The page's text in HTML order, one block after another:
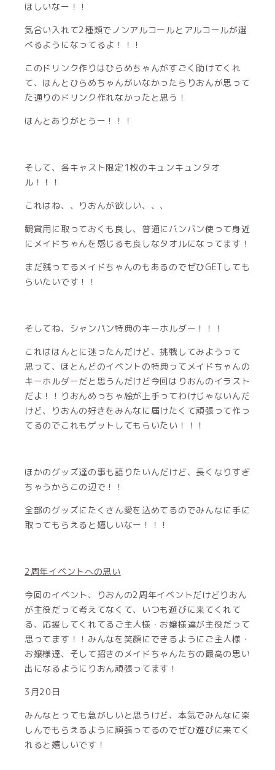
ほしいなー！！
気合い入れて2種類でノンアルコールとアルコールが選
べるようになってるよ！！！
このドリンク作りはひらめちゃんがすごく助けてくれ
て、ほんとひらめちゃんがいなかったらりおんが思って
た通りのドリンク作れなかったと思う！
ほんとありがとうー！！！
そして、各キャスト限定1枚のキュンキュンタオ
ル！！！
これはね、、りおんが欲しい、、、
観賞用に取っておくも良し、普通にバンバン使って身近
にメイドちゃんを感じるも良しなタオルになってます！
まだ残ってるメイドちゃんのもあるのでぜひGETしても
らいたいです！！
そしてね、シャンパン特典のキーホルダー！！！
これはほんとに迷ったんだけど、挑戦してみようって
思って、ほとんどのイベントの特典ってメイドちゃんの
キーホルダーだと思うんだけど今回はりおんのイラスト
だよ！！りおんめっちゃ絵が上手ってわけじゃないんだ
けど、りおんの好きをみんなに届けたくて頑張って作っ
てるのでこれもゲットしてもらいたい！！！
ほかのグッズ達の事も語りたいんだけど、長くなりすぎ
ちゃうからこの辺で！！
全部のグッズにたくさん愛を込めてるのでみんなに手に
取ってもらえると嬉しいなー！！！
2周年イベントへの思い
今回のイベント、りおんの2周年イベントだけどりおん
が主役だって考えてなくて、いつも遊びに来てくれて
る、応援してくれてるご主人様・お嬢様達が主役だって
思ってます！！みんなを笑顔にできるようにご主人様・
お嬢様達、そして招きのメイドちゃんたちの最高の思い
出になるようにりおん頑張ってます！
3月20日
みんなとっても急がしいと思うけど、本気でみんなに楽
しんでもらえるように頑張ってるのでぜひ遊びに来てく
れると嬉しいです！